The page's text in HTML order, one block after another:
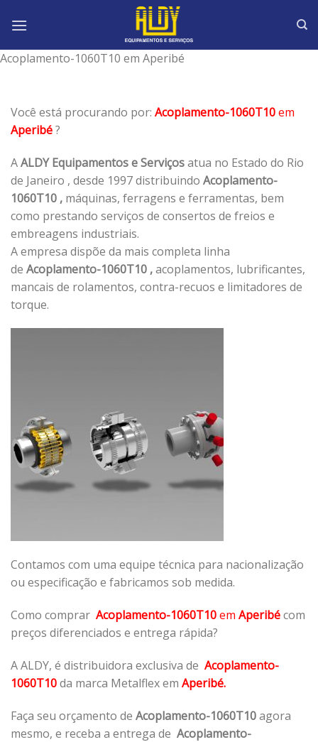
Acoplamento-1060T10 em Aperibé
Você está procurando por: Acoplamento-1060T10em
Aperibé?
AALDY Equipamentos e Serviçosatua no Estado do Rio
de Janeiro , desde 1997 distribuindo Acoplamento-
1060T10 , máquinas, ferragens e ferramentas, bem
como prestando serviços de consertos de freios e
embreagens industriais.
A empresa dispõe da mais completa linha
de Acoplamento-1060T10 ,acoplamentos, lubrificantes,
mancais de rolamentos, contra-recuos e limitadores de
torque.
Contamos com uma equipe técnica para nacionalização
ou especificação e fabricamos sob medida.
Como comprar Acoplamento-1060T10em Aperibécom
preços diferenciados e entrega rápida?
A ALDY, é distribuidora exclusiva de Acoplamento-
1060T10da marca Metalflex em Aperibé.
Faça seu orçamento de Acoplamento-1060T10agora
mesmo, e receba a entrega de Acoplamento-